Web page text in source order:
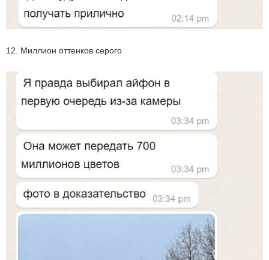
12. Миллион оттенков серого